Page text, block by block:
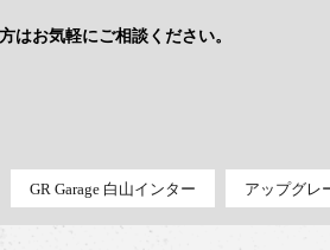
はお気軽にご相談ください。
GR Garage 白山インター アップグレ